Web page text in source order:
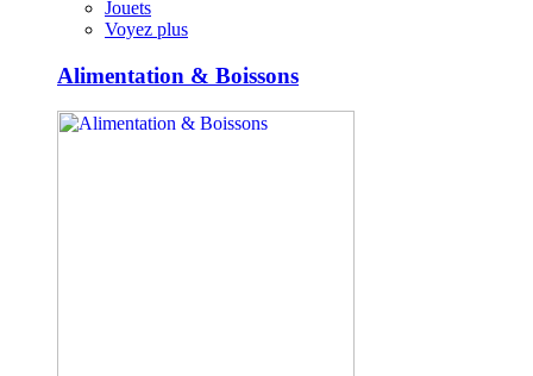
Jouets
Voyez plus
Alimentation & Boissons